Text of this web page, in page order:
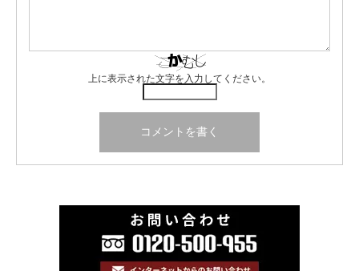
上に表示された文字を入力してください。